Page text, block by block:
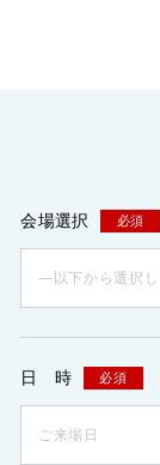
会場選択 必須
日 時 必須